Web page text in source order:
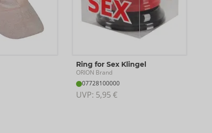
Ring for Sex Klingel
ORION Brand
07728100000
UVP: 5,95 €